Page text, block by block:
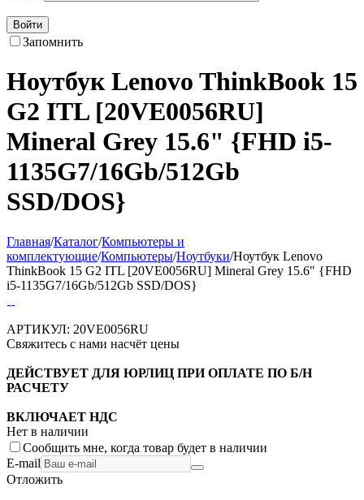
Войти
Запомнить
Ноутбук Lenovo ThinkBook 15
G2 ITL [20VE0056RU]
Mineral Grey 15.6" {FHD i5-
1135G7/16Gb/512Gb
SSD/DOS}
Главная/Каталог/Компьютеры и
комплектующие/Компьютеры/Ноутбуки/Ноутбук Lenovo
ThinkBook 15 G2 ITL [20VE0056RU] Mineral Grey 15.6" {FHD
i5-1135G7/16Gb/512Gb SSD/DOS}
АРТИКУЛ: 20VE0056RU
Свяжитесь с нами насчёт цены
ДЕЙСТВУЕТ ДЛЯ ЮРЛИЦ ПРИ ОПЛАТЕ ПО Б/Н
РАСЧЕТУ
ВКЛЮЧАЕТ НДС
Нет в наличии
Сообщить мне, когда товар будет в наличии
E-mail
Отложить